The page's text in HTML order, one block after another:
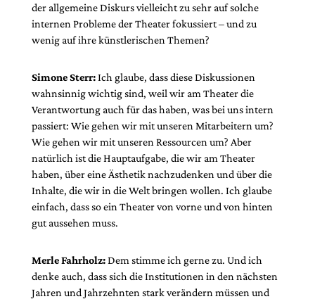
der allgemeine Diskurs vielleicht zu sehr auf solche
internen Probleme der Theater fokussiert – und zu
wenig auf ihre künstlerischen Themen?
Simone Sterr:Ich glaube, dass diese Diskussionen
wahnsinnig wichtig sind, weil wir am Theater die
Verantwortung auch für das haben, was bei uns intern
passiert: Wie gehen wir mit unseren Mitarbeitern um?
Wie gehen wir mit unseren Ressourcen um? Aber
natürlich ist die Hauptaufgabe, die wir am Theater
haben, über eine Ästhetik nachzudenken und über die
Inhalte, die wir in die Welt bringen wollen. Ich glaube
einfach, dass so ein Theater von vorne und von hinten
gut aussehen muss.
Merle Fahrholz:Dem stimme ich gerne zu. Und ich
denke auch, dass sich die Institutionen in den nächsten
Jahren und Jahrzehnten stark verändern müssen und